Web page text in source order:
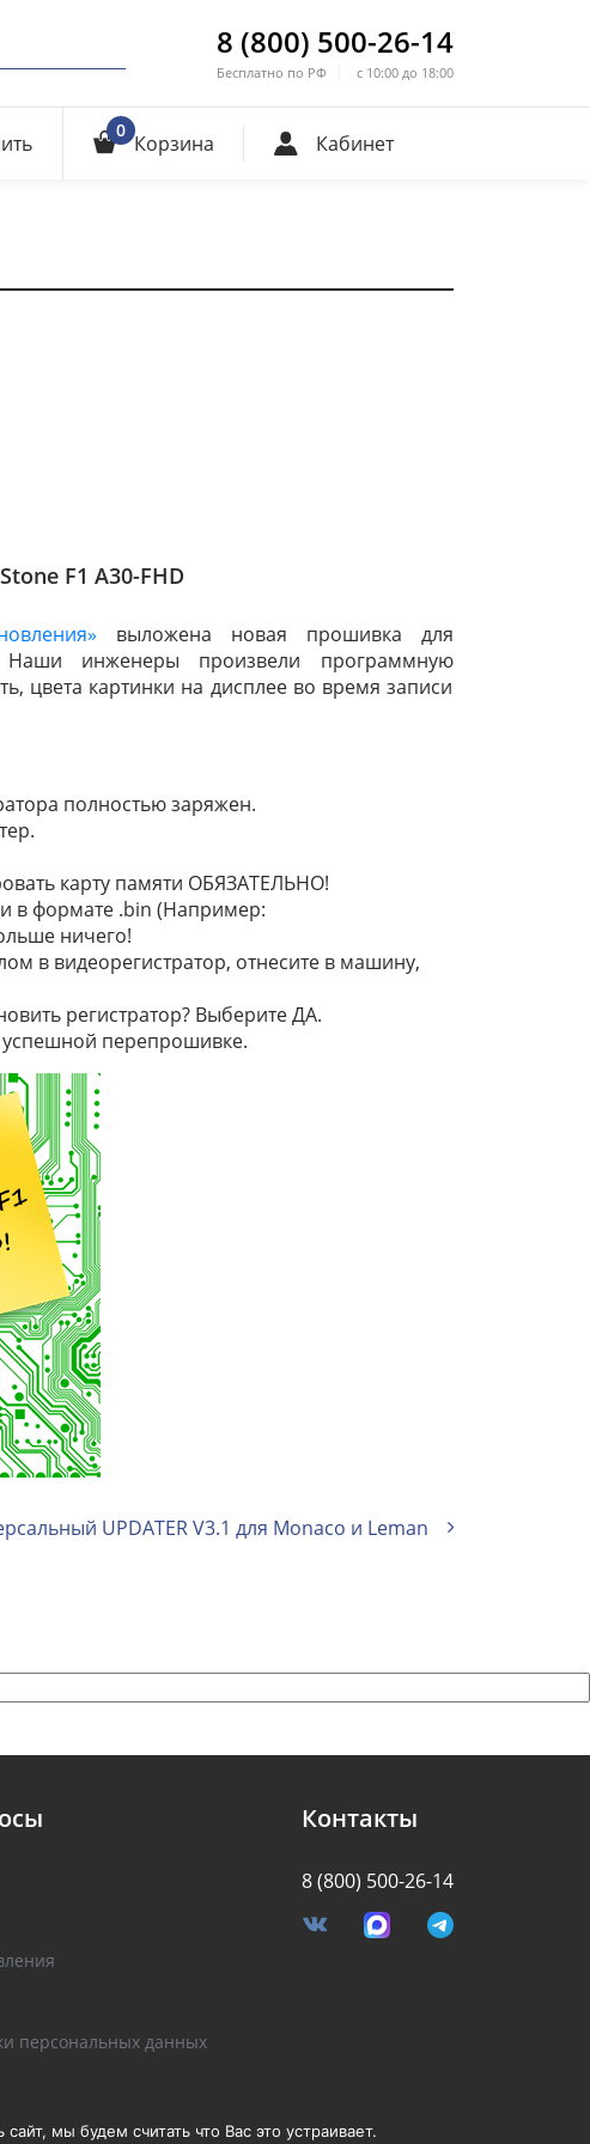
8 (800) 500-26-14
Бесплатно по РФ с 10:00 до 18:00
0 Корзина Кабинет
F1 A30-FHD
выложена новая прошивка для
Наши инженеры произвели программную
цвета картинки на дисплее во время записи
полностью заряжен.
карту памяти ОБЯЗАТЕЛЬНО!
в формате .bin (Например:
ничего!
в видеорегистратор, отнесите в машину,
регистратор? Выберите ДА.
перепрошивке.
UPDATER V3.1 для Monaco и Leman
персональных данных
Контакты
8 (800) 500-26-14
мы будем считать что Вас это устраивает.